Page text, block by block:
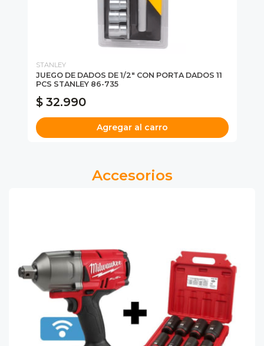
STANLEY
JUEGO DE DADOS DE 1/2" CON PORTA DADOS 11
PCS STANLEY 86-735
$ 32.990
Agregar al carro
Accesorios